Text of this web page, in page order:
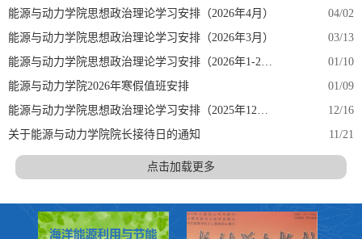
能源与动力学院思想政治理论学习安排（2026年4月）
04/02
能源与动力学院思想政治理论学习安排（2026年3月）
03/13
能源与动力学院思想政治理论学习安排（2026年1-2月）
01/10
能源与动力学院2026年寒假值班安排
01/09
能源与动力学院思想政治理论学习安排（2025年12月）
12/16
关于能源与动力学院院长接待日的通知
11/21
点击加载更多